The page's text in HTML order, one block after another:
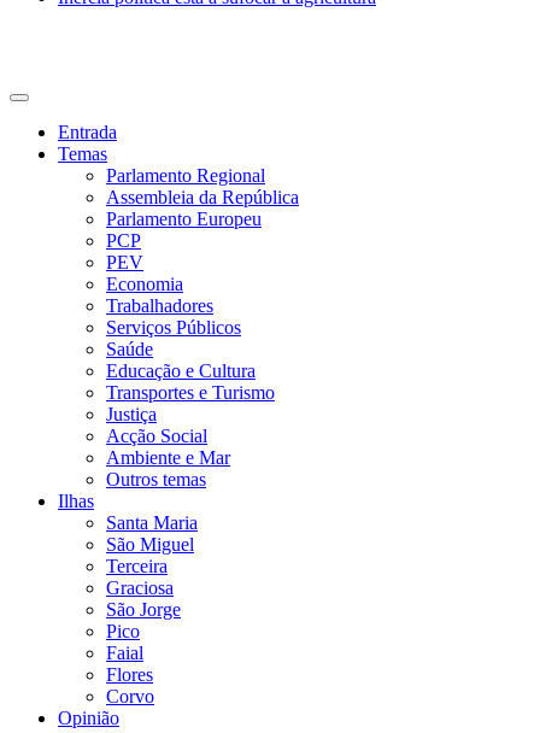
Entrada
Temas
Parlamento Regional
Assembleia da República
Parlamento Europeu
PCP
PEV
Economia
Trabalhadores
Serviços Públicos
Saúde
Educação e Cultura
Transportes e Turismo
Justiça
Acção Social
Ambiente e Mar
Outros temas
Ilhas
Santa Maria
São Miguel
Terceira
Graciosa
São Jorge
Pico
Faial
Flores
Corvo
Opinião